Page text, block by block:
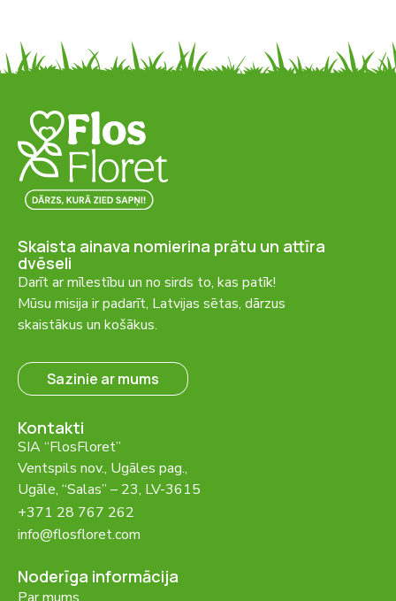
Skaista ainava nomierina prātu un attīra
dvēseli
Darīt ar mīlestību un no sirds to, kas patīk!
Mūsu misija ir padarīt, Latvijas sētas, dārzus
skaistākus un košākus.
Sazinie ar mums
Kontakti
SIA “FlosFloret”
Ventspils nov., Ugāles pag.,
Ugāle, “Salas” – 23, LV-3615
+371 28 767 262
info@flosfloret.com
Noderīga informācija